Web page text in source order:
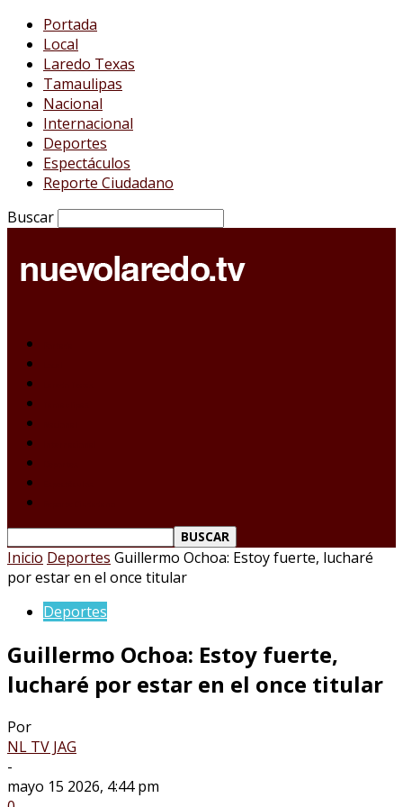
Portada
Local
Laredo Texas
Tamaulipas
Nacional
Internacional
Deportes
Espectáculos
Reporte Ciudadano
Buscar
Inicio Deportes Guillermo Ochoa: Estoy fuerte, lucharé
por estar en el once titular
Deportes
Guillermo Ochoa: Estoy fuerte,
lucharé por estar en el once titular
Por
NL TV JAG
-
mayo 15 2026, 4:44 pm